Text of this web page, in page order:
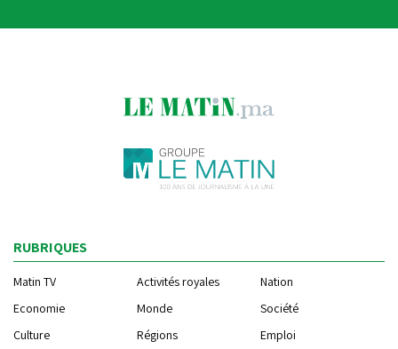
RUBRIQUES
Matin TV Activités royales
Nation
Economie
Monde
Société
Culture
Régions
Emploi